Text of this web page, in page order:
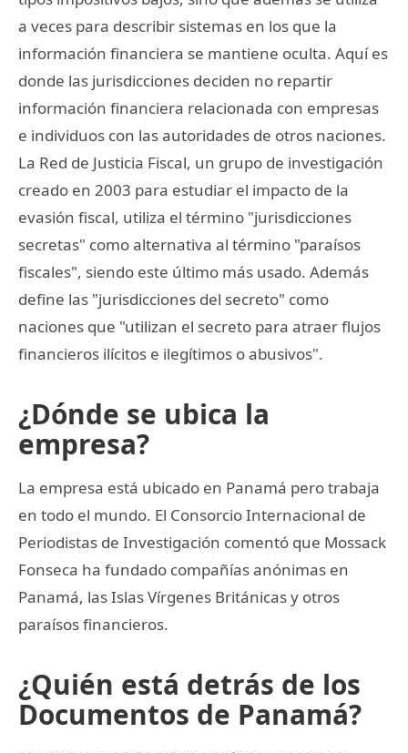
a veces para describir sistemas en los que la
información financiera se mantiene oculta. Aquí es
donde las jurisdicciones deciden no repartir
información financiera relacionada con empresas
e individuos con las autoridades de otros naciones.
La Red de Justicia Fiscal, un grupo de investigación
creado en 2003 para estudiar el impacto de la
evasión fiscal, utiliza el término "jurisdicciones
secretas" como alternativa al término "paraísos
fiscales", siendo este último más usado. Además
define las "jurisdicciones del secreto" como
naciones que "utilizan el secreto para atraer flujos
financieros ilícitos e ilegítimos o abusivos".
¿Dónde se ubica la
empresa?
La empresa está ubicado en Panamá pero trabaja
en todo el mundo. El Consorcio Internacional de
Periodistas de Investigación comentó que Mossack
Fonseca ha fundado compañías anónimas en
Panamá, las Islas Vírgenes Británicas y otros
paraísos financieros.
¿Quién está detrás de los
Documentos de Panamá?